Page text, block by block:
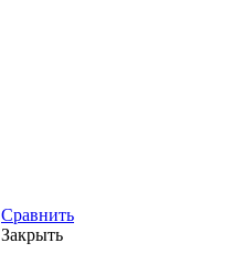
Сравнить
Закрыть